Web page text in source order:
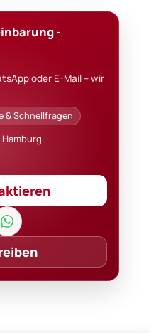
-
oder E-Mail – wir
& Schnellfragen